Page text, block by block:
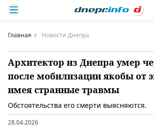
Главная Новости Днепра
Архитектор из Днепра умер
после мобилизации якобы от
имея странные травмы
Обстоятельства его смерти выясняются.
28.04.2026